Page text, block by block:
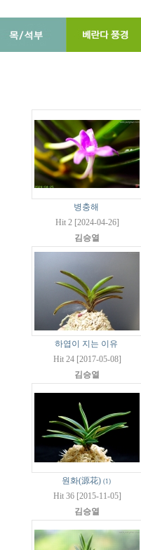
병충해
Hit 2 [2024-04-26]
김승열
하엽이 지는 이유
Hit 24 [2017-05-08]
김승열
원화(源花) (1)
Hit 36 [2015-11-05]
김승열